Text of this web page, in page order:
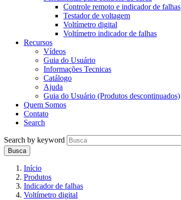
Controle remoto e indicador de falhas
Testador de voltagem
Voltímetro digital
Voltímetro indicador de falhas
Recursos
Vídeos
Guia do Usuário
Informações Tecnicas
Catálogo
Ajuda
Guia do Usuário (Produtos descontinuados)
Quem Somos
Contato
Search
Search by keyword
Início
Produtos
Indicador de falhas
Voltímetro digital